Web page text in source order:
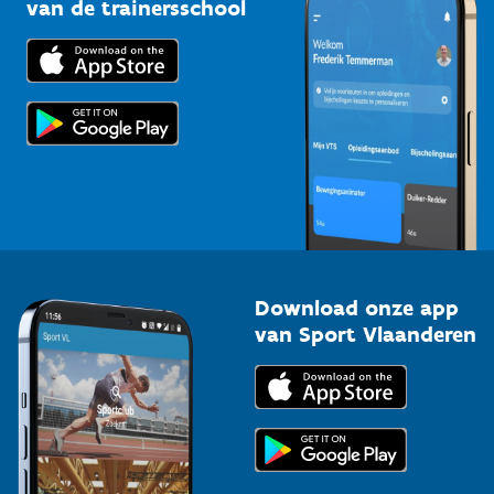
Trainers en begeleiders
Topsporters
Downloads
Voor de pers
van de trainersschool
Download onze app
van Sport Vlaanderen